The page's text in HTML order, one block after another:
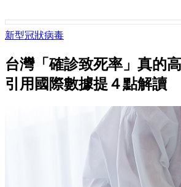
新型冠狀病毒
台灣「確診致死率」真的
引用國際數據提４點解讀